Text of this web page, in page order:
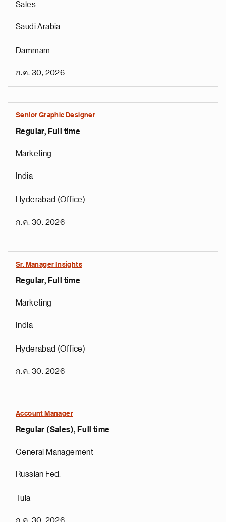
Sales
Saudi Arabia
Dammam
ก.ค. 30, 2026
Senior Graphic Designer
Regular, Full time
Marketing
India
Hyderabad (Office)
ก.ค. 30, 2026
Sr. Manager Insights
Regular, Full time
Marketing
India
Hyderabad (Office)
ก.ค. 30, 2026
Account Manager
Regular (Sales), Full time
General Management
Russian Fed.
Tula